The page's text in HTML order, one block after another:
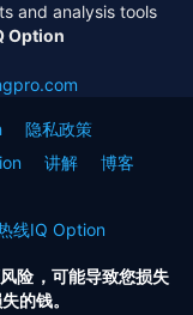
and analysis tools
Option
隐私政策
讲解
博客
线IQ Option
险，可能导致您损失
的钱。